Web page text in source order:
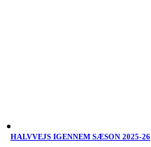
HALVVEJS IGENNEM SÆSON 2025-26